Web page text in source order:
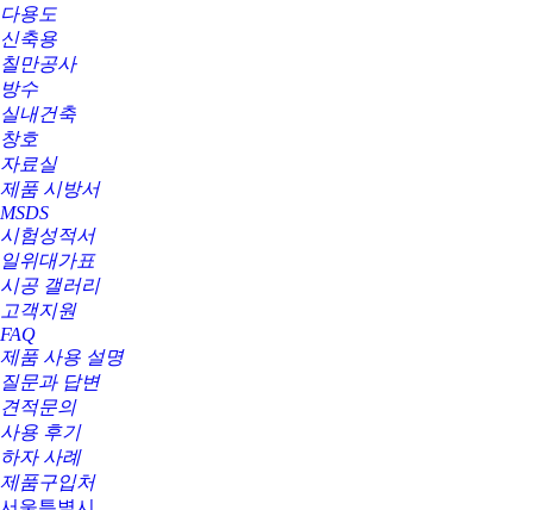
다용도
신축용
칠만공사
방수
실내건축
창호
자료실
제품 시방서
MSDS
시험성적서
일위대가표
시공 갤러리
고객지원
FAQ
제품 사용 설명
질문과 답변
견적문의
사용 후기
하자 사례
제품구입처